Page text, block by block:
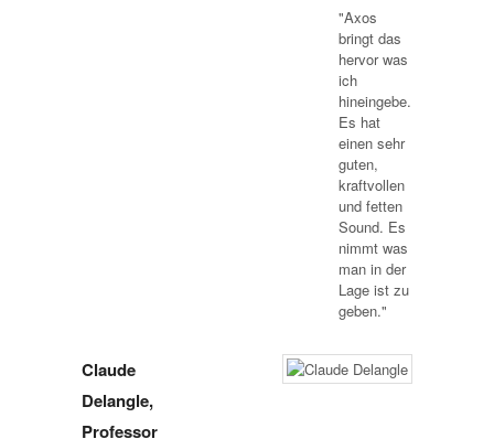
"Axos
bringt das
hervor was
ich
hineingebe.
Es hat
einen sehr
guten,
kraftvollen
und fetten
Sound. Es
nimmt was
man in der
Lage ist zu
geben."
Claude
Delangle,
Professor